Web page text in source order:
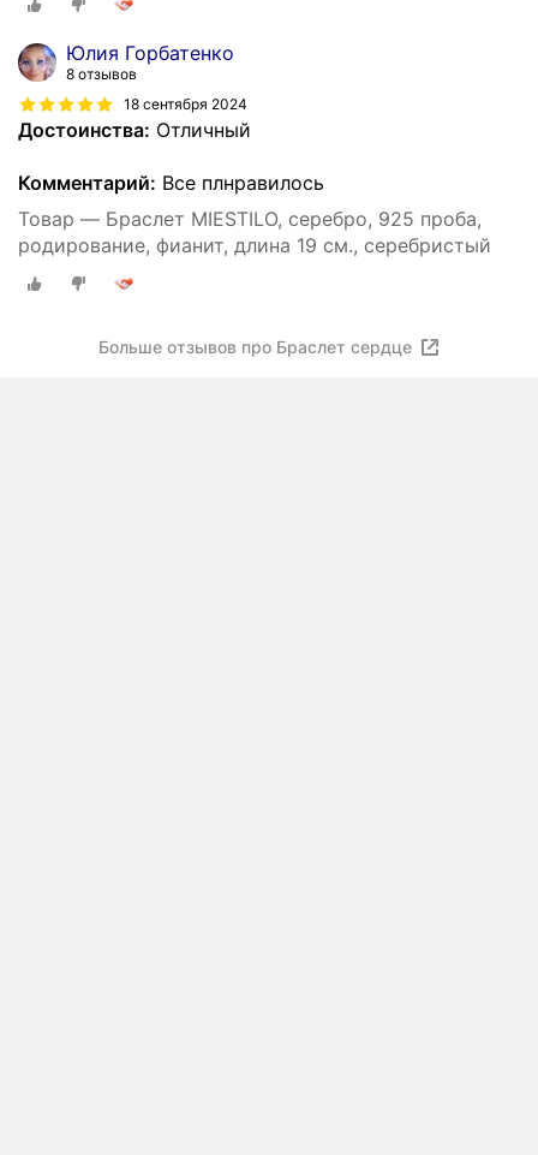
Юлия Горбатенко
8 отзывов
18 сентября 2024
Достоинства: Отличный
Комментарий: Все плнравилось
Товар — Браслет MIESTILO, серебро, 925 проба,
родирование, фианит, длина 19 см., серебристый
Больше отзывов про Браслет сердце